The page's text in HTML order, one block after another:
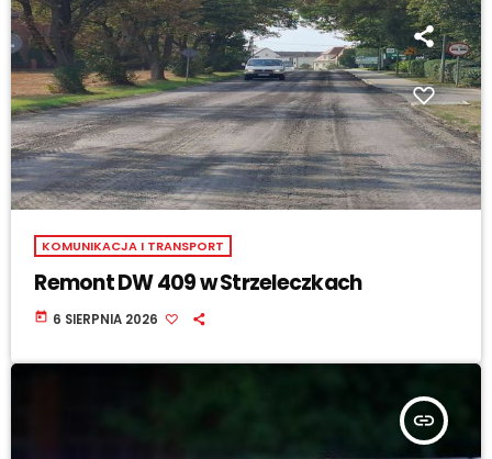
KOMUNIKACJA I TRANSPORT
Remont DW 409 w Strzeleczkach
today 6 SIERPNIA 2026
insert_link